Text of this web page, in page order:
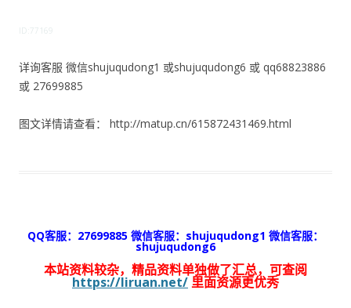
ID:77169
详询客服 微信shujuqudong1 或shujuqudong6 或 qq68823886
或 27699885
图文详情请查看： http://matup.cn/615872431469.html
QQ客服：27699885 微信客服：shujuqudong1 微信客服：
shujuqudong6
本站资料较杂，精品资料单独做了汇总，可查阅
https://liruan.net/ 里面资源更优秀